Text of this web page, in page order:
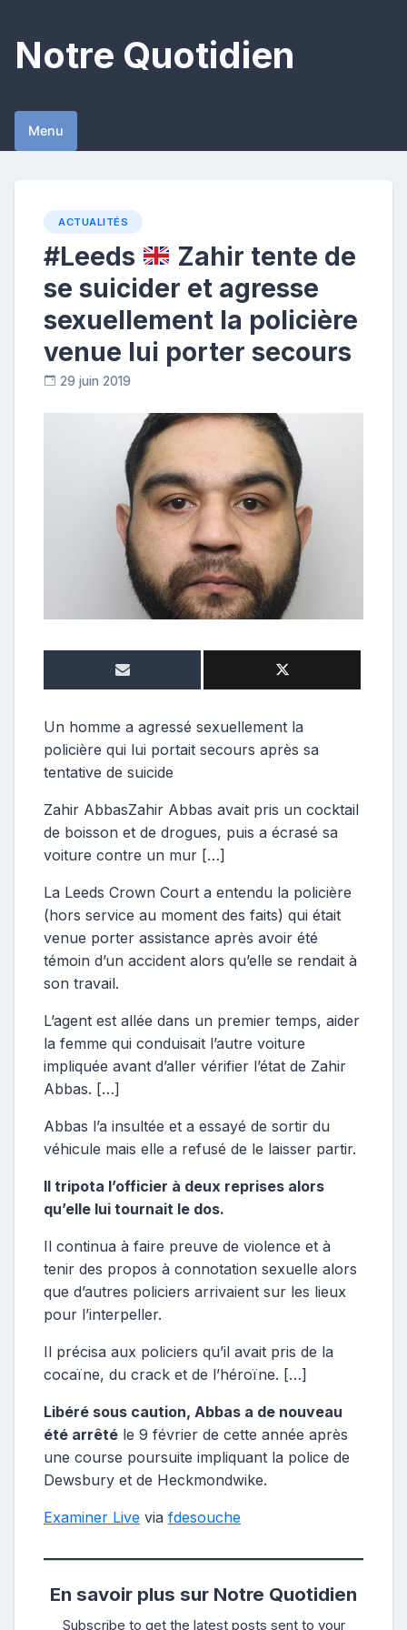
content
Notre Quotidien
Menu
ACTUALITÉS
#Leeds
Zahir tente de
se suicider et agresse
sexuellement la policière
venue lui porter secours
29 juin 2019
o
n
t
r
i
b
u
r
i
c
Un homme a agressé sexuellement la
policière qui lui portait secours après sa
tentative de suicide
Zahir AbbasZahir Abbas avait pris un cocktail
de boisson et de drogues, puis a écrasé sa
voiture contre un mur […]
La Leeds Crown Court a entendu la policière
(hors service au moment des faits) qui était
venue porter assistance après avoir été
témoin d’un accident alors qu’elle se rendait à
son travail.
L’agent est allée dans un premier temps, aider
la femme qui conduisait l’autre voiture
impliquée avant d’aller vérifier l’état de Zahir
Abbas. […]
Abbas l’a insultée et a essayé de sortir du
véhicule mais elle a refusé de le laisser partir.
Il tripota l’officier à deux reprises alors
qu’elle lui tournait le dos.
Il continua à faire preuve de violence et à
tenir des propos à connotation sexuelle alors
que d’autres policiers arrivaient sur les lieux
pour l’interpeller.
Il précisa aux policiers qu’il avait pris de la
cocaïne, du crack et de l’héroïne. […]
Libéré sous caution, Abbas a de nouveau
été arrêté le 9 février de cette année après
une course poursuite impliquant la police de
Dewsbury et de Heckmondwike.
Examiner Live via fdesouche
En savoir plus sur Notre Quotidien
Subscribe to get the latest posts sent to your